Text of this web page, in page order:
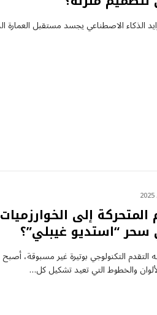
الذكاء الاصطناعي يجسد مستقبل العمارة
إلى
سحر “استديو غيبلي”؟
التقدم التكنولوجي بوتيرة غير مسبوقة،
والخطوط التي تعيد تشكيل كل…